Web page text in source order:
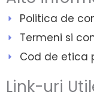
Politica de
Termeni si
Cod de etica
Link-uri